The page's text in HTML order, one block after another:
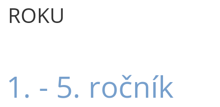
ROKU
1. - 5. ročník